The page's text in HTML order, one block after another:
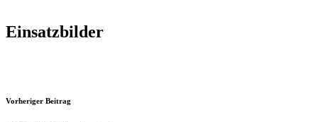
Einsatzbilder
Vorheriger Beitrag